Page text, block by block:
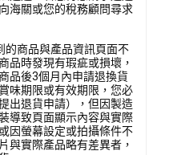
實際產品標示資訊為準>
海關或您的稅務顧問尋求
的商品與產品資訊頁面不
品時發現有瑕疵或損壞，
品後3個月內申請退換貨
味期限或有效期限，您必
出退貨申請），但因製造
導致頁面顯示內容與實際
因螢幕設定或拍攝條件不
與實際產品略有差異者，